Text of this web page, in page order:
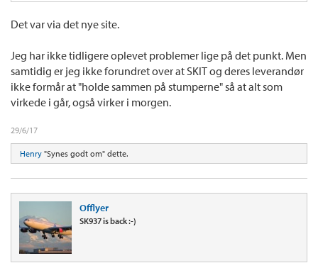
Det var via det nye site.
Jeg har ikke tidligere oplevet problemer lige på det punkt. Men
samtidig er jeg ikke forundret over at SKIT og deres leverandør
ikke formår at "holde sammen på stumperne" så at alt som
virkede i går, også virker i morgen.
29/6/17
Henry "Synes godt om" dette.
Offlyer
SK937 is back :-)